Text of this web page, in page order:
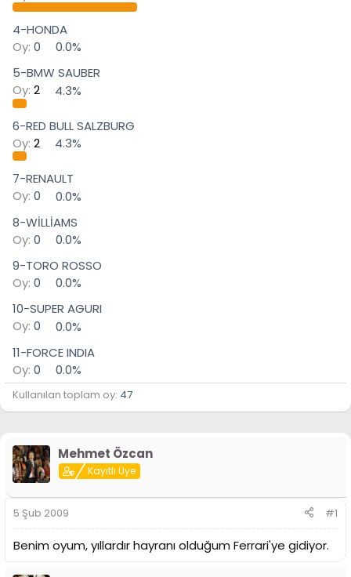
i
4-HONDA
Oy: 0
0.0%
5-BMW SAUBER
Oy: 2 4.3%
6-RED BULL SALZBURG
Oy: 2 4.3%
7-RENAULT
Oy: 0
0.0%
8-WİLLİAMS
Oy: 0
0.0%
9-TORO ROSSO
Oy: 0
0.0%
10-SUPER AGURI
Oy: 0
0.0%
11-FORCE INDIA
Oy: 0 0.0%
Kullanılan toplam oy 47
Mehmet Özcan
Kayıtlı Üye
5 Şub 2009 #1
Benim oyum, yıllardır hayranı olduğum Ferrari'ye gidiyor.